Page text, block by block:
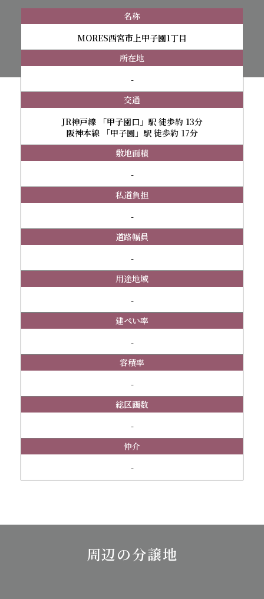
名称
MORES西宮市上甲子園1丁目
所在地
-
交通
JR神戸線 「甲子園口」駅 徒歩約 13分
阪神本線 「甲子園」駅 徒歩約 17分
敷地面積
-
私道負担
-
道路幅員
-
用途地域
-
建ぺい率
-
容積率
-
総区画数
-
仲介
-
周辺の分譲地